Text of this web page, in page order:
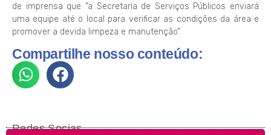
de imprensa que “a Secretaria de Serviços Públicos enviará
uma equipe até o local para verificar as condições da área e
promover a devida limpeza e manutenção”.
Compartilhe nosso conteúdo:
Redes Socias